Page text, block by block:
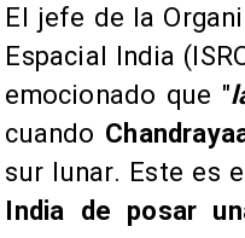
El jefe de la
Espacial India
emocionado que "
cuando
sur lunar. Este es
India de posar